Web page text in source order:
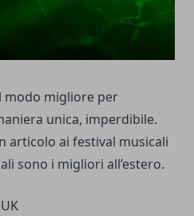
modo migliore per
unica, imperdibile.
articolo ai festival musicali
sono i migliori all’estero.